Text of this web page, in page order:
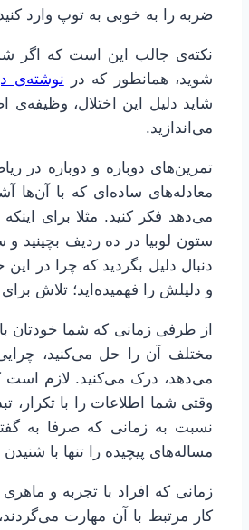
ضربه را به خوبی به توپ وارد
نکته‌ی جالب این است که اگر
شوید، همانطور که در نوشته‌ی
شاید دلیل این اختلال،
می‌اندازید.
تمرین‌های دوباره و دوباره
معادله‌های ساده‌ای که با آن‌ها
می‌دهد فکر کنید. مثلا برای
ستون لوبیا در ده ردیف بچینید و
دنبال دلیل بگردید که چرا در
و دلیلش را فهمیده‌اید؛ تلاش
از طرفی زمانی که شما خودتان
مختلف آن را حل می‌کنید،
می‌دهد، درک می‌کنید. لازم است
وقتی شما اطلاعات را با تکرار،
نسبت به زمانی که صرفا به
مساله‌های پیچیده را تنها با
زمانی که افراد با تجربه و
کار مرتبط با آن مهارت